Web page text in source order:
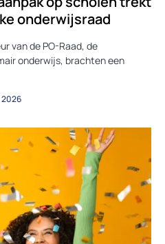
onderwijsraad
van de PO-Raad, de
onderwijs, brachten een
2026